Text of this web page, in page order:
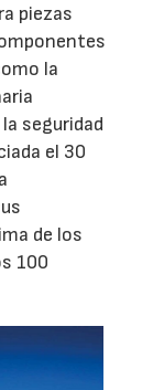
piezas
la
seguridad
el 30
de los
100